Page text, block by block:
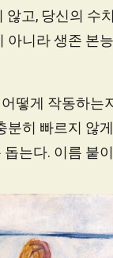
않고, 당신의
아니라 생존 본
떻게 작동하
분히 빠르지 않
는다. 이름 붙